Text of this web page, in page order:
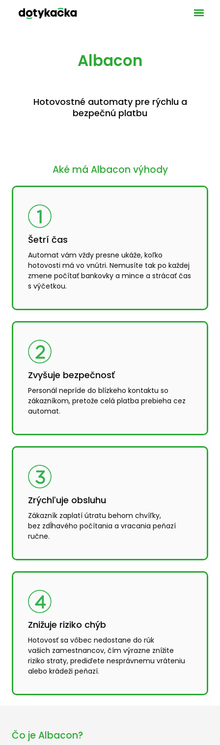
Ponuka
Albacon
Hotovostné automaty pre rýchlu a
bezpečnú platbu
Aké má Albacon výhody
Šetrí čas
Automat vám vždy presne ukáže, koľko
hotovosti má vo vnútri. Nemusíte tak po každej
zmene počítať bankovky a mince a strácať čas
s výčetkou.
Zvyšuje bezpečnosť
Personál nepríde do blízkeho kontaktu so
zákazníkom, pretože celá platba prebieha cez
automat.
Zrýchľuje obsluhu
Zákazník zaplatí útratu behom chvíľky,
bez zdĺhavého počítania a vracania peňazí
ručne.
Znižuje riziko chýb
Hotovosť sa vôbec nedostane do rúk
vašich zamestnancov, čím výrazne znížite
riziko straty, prediďete nesprávnemu vráteniu
alebo krádeži peňazí.
Čo je Albacon?